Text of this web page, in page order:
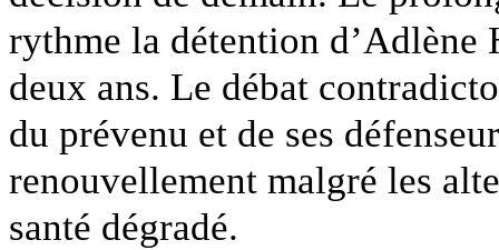
rythme la détention d’Adlène
deux ans. Le débat
du prévenu et de ses
renouvellement malgré les
santé dégradé.